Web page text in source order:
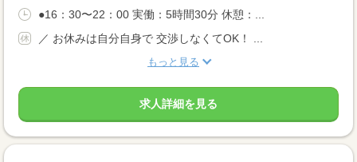
●16：30〜22：00 実働：5時間30分 休憩：...
／ お休みは自分自身で 交渉しなくてOK！ ...
もっと見る
求人詳細を見る